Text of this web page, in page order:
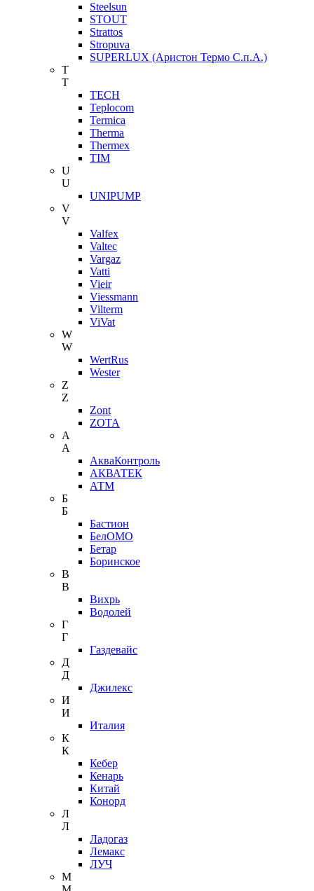
Steelsun
STOUT
Strattos
Stropuva
SUPERLUX (Аристон Термо С.п.А.)
T
T
TECH
Teplocom
Termica
Therma
Thermex
TIM
U
U
UNIPUMP
V
V
Valfex
Valtec
Vargaz
Vatti
Vieir
Viessmann
Vilterm
ViVat
W
W
WertRus
Wester
Z
Z
Zont
ZOTA
А
А
АкваКонтроль
АКВАТЕК
АТМ
Б
Б
Бастион
БелОМО
Бетар
Боринское
В
В
Вихрь
Водолей
Г
Г
Газдевайс
Д
Д
Джилекс
И
И
Италия
К
К
Кебер
Кенарь
Китай
Конорд
Л
Л
Ладогаз
Лемакс
ЛУЧ
М